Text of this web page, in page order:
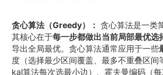
贪心算法（Greedy）： 贪心算法是一类
其核心在于每一步都做出当前局部最优选
导出全局最优。贪心算法通常应用于一些
度（选择最少区间覆盖、最多不重叠区
kal算法每次选最小边）、霍夫曼编码（